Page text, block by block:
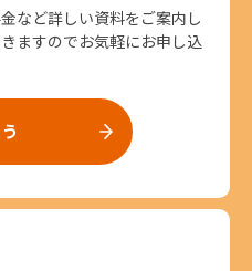
など詳しい資料をご案内し
ますのでお気軽にお申し込